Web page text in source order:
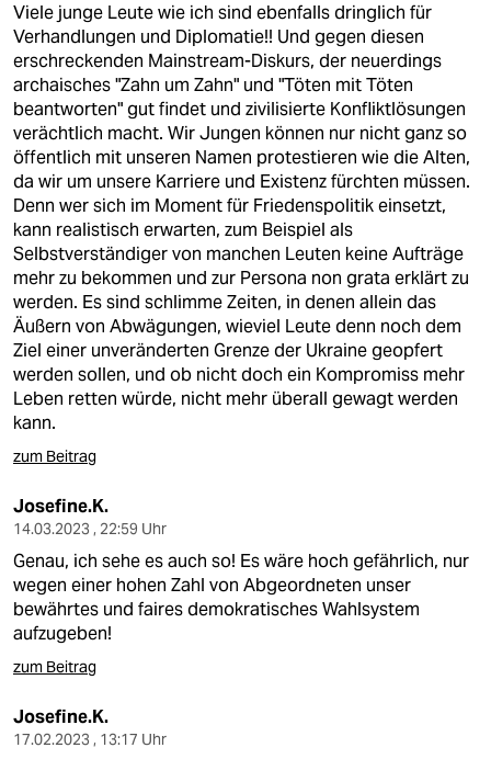
Viele junge Leute wie ich sind ebenfalls dringlich für
Verhandlungen und Diplomatie!! Und gegen diesen
erschreckenden Mainstream-Diskurs, der neuerdings
archaisches "Zahn um Zahn" und "Töten mit Töten
beantworten" gut findet und zivilisierte Konfliktlösungen
verächtlich macht. Wir Jungen können nur nicht ganz so
öffentlich mit unseren Namen protestieren wie die Alten,
da wir um unsere Karriere und Existenz fürchten müssen.
Denn wer sich im Moment für Friedenspolitik einsetzt,
kann realistisch erwarten, zum Beispiel als
Selbstverständiger von manchen Leuten keine Aufträge
mehr zu bekommen und zur Persona non grata erklärt zu
werden. Es sind schlimme Zeiten, in denen allein das
Äußern von Abwägungen, wieviel Leute denn noch dem
Ziel einer unveränderten Grenze der Ukraine geopfert
werden sollen, und ob nicht doch ein Kompromiss mehr
Leben retten würde, nicht mehr überall gewagt werden
kann.
zum Beitrag
Josefine.K.
14.03.2023 , 22:59 Uhr
Genau, ich sehe es auch so! Es wäre hoch gefährlich, nur
wegen einer hohen Zahl von Abgeordneten unser
bewährtes und faires demokratisches Wahlsystem
aufzugeben!
zum Beitrag
Josefine.K.
17.02.2023 , 13:17 Uhr